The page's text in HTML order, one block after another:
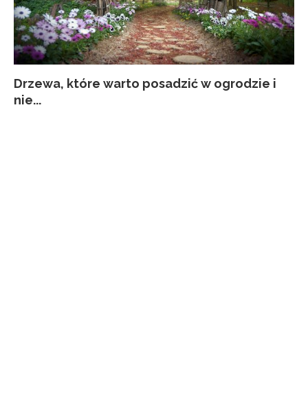
Drzewa, które warto posadzić w ogrodzie i
nie...